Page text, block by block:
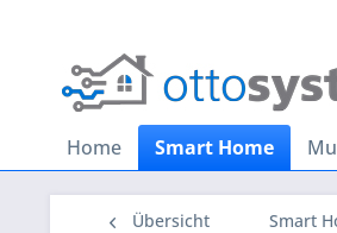
Home Smart Home
Übersicht Smart